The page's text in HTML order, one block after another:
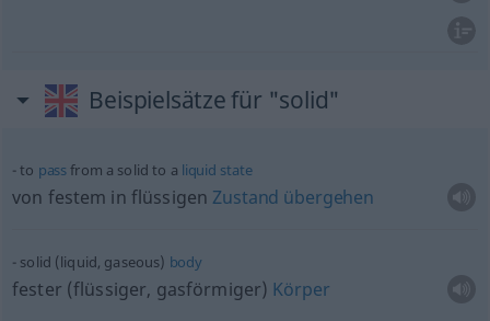
Beispielsätze für "solid"
to passfrom a solid to a liquid state
von festem in flüssigen Zustand übergehen
solid (liquid, gaseous) body
fester (flüssiger, gasförmiger) Körper